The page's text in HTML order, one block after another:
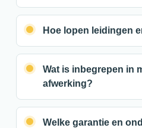
Hoe lopen leidingen
Wat is inbegrepen in
afwerking?
Welke garantie en